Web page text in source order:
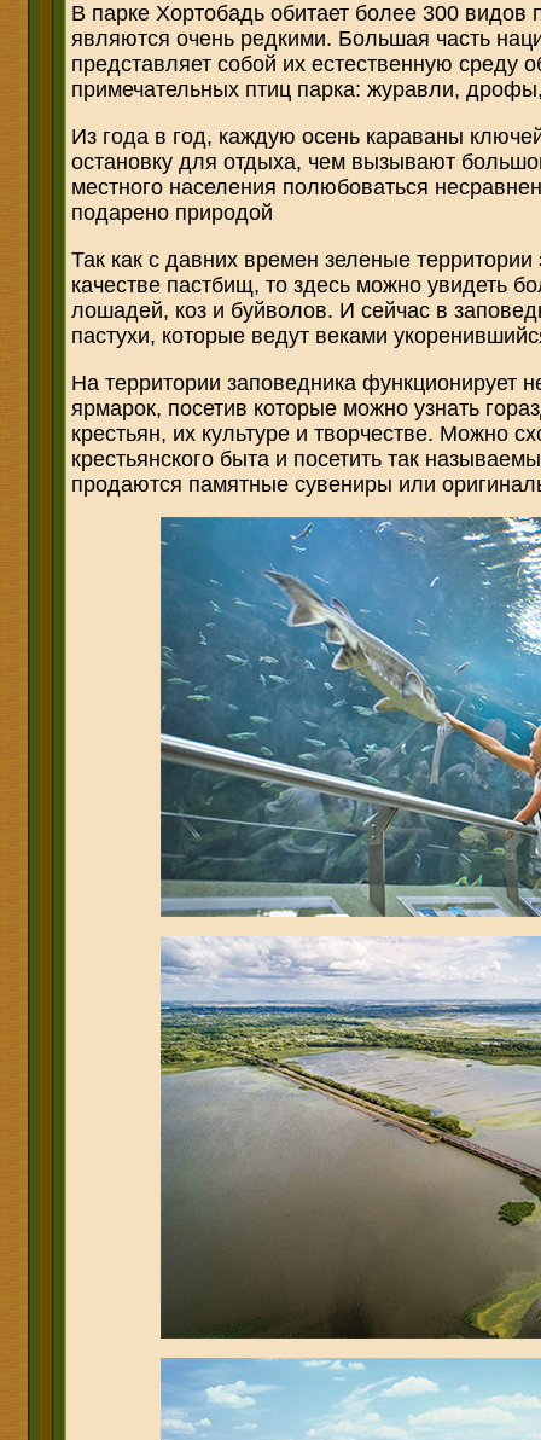
В парке Хортобадь обитает более 300 видов
являются очень редкими. Большая часть
представляет собой их естественную среду
примечательных птиц парка: журавли,
Из года в год, каждую осень караваны
остановку для отдыха, чем вызывают
местного населения полюбоваться
подарено природой
Так как с давних времен зеленые
качестве пастбищ, то здесь можно увидеть
лошадей, коз и буйволов. И сейчас в
пастухи, которые ведут веками
На территории заповедника функционирует
ярмарок, посетив которые можно узнать
крестьян, их культуре и творчестве. Можно
крестьянского быта и посетить так
продаются памятные сувениры или